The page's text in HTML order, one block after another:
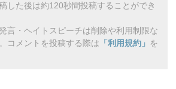
した後は約120秒間投稿することができ
言・ヘイトスピーチは削除や利用制限な
コメントを投稿する際は 「利用規約」 を